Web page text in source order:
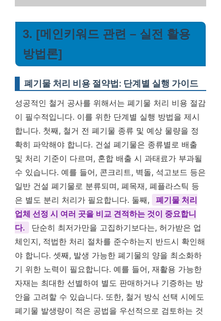
3. [메인키워드 관련 – 실전 활용
방법론]
폐기물 처리 비용 절약법: 단계별 실행 가이드
성공적인 철거 공사를 위해서는 폐기물 처리 비용 절감
이 필수적입니다. 이를 위한 단계별 실행 방법을 제시
합니다. 첫째, 철거 전 폐기물 종류 및 예상 물량을 정
확히 파악해야 합니다. 건설 폐기물은 종류별로 배출
및 처리 기준이 다르며, 혼합 배출 시 과태료가 부과될
수 있습니다. 예를 들어, 콘크리트, 벽돌, 석고보드 등은
일반 건설 폐기물로 분류되며, 폐목재, 폐플라스틱 등
은 별도 분리 처리가 필요합니다. 둘째,
폐기물 처리
업체 선정 시 여러 곳을 비교 견적하는 것이 중요합니
다.
단순히 최저가만을 고집하기보다는, 허가받은 업
체인지, 적법한 처리 절차를 준수하는지 반드시 확인해
야 합니다. 셋째, 발생 가능한 폐기물의 양을 최소화하
기 위한 노력이 필요합니다. 예를 들어, 재활용 가능한
자재는 최대한 선별하여 별도 판매하거나 기증하는 방
안을 고려할 수 있습니다. 또한, 철거 방식 선택 시에도
폐기물 발생량이 적은 공법을 우선적으로 검토하는 것